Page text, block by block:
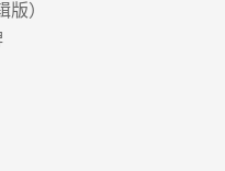
版）